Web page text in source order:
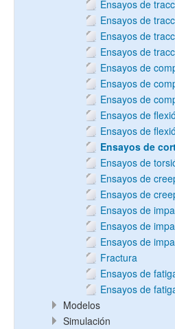
Ensayos de
Ensayos de
Ensayos de
Ensayos de
Ensayos de
Ensayos de
Ensayos de
Ensayos de
Ensayos de
Ensayos de
Ensayos de
Ensayos de
Ensayos de
Ensayos de
Ensayos de
Ensayos de
Fractura
Ensayos de
Ensayos de
Modelos
Simulación